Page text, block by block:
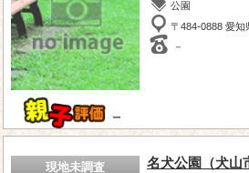
－
公園
〒484-0888 愛知
－
現地未調査 名犬公園（犬山